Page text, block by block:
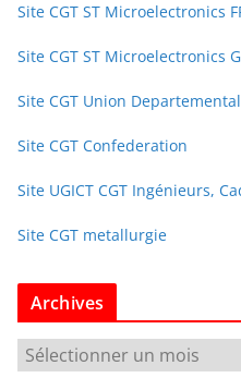
Site CGT ST Microelectronics
Site CGT ST Microelectronics
Site CGT Union
Site CGT Confederation
Site UGICT CGT Ingénieurs,
Site CGT metallurgie
Archives
r